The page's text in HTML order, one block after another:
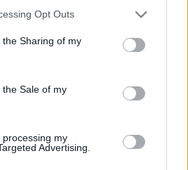
Opt Outs
Sharing of my
Sale of my
my
Advertising.
MÁS
Respuesta de nivel 26844